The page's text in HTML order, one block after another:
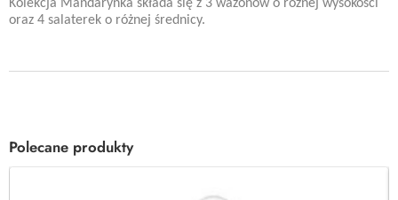
Kolekcja Mandarynka składa się z 3 wazonów o różnej wysokości
oraz 4 salaterek o różnej średnicy.
Polecane produkty